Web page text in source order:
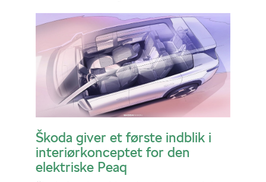
Škoda giver et første indblik i
interiørkonceptet for den
elektriske Peaq